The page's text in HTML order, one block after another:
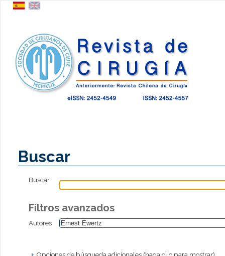
Buscar
Buscar
Filtros avanzados
Autores
Opciones de búsqueda adicionales (haga clic para mostrar)